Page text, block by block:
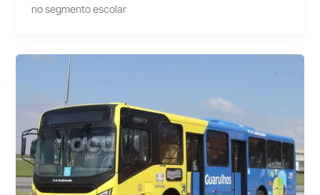
no segmento escolar